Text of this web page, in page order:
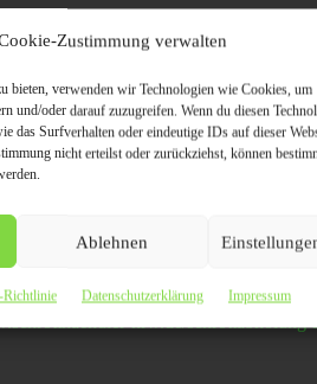
Zustimmung verwalten
bieten, verwenden wir Technologien wie Cookies, um
und/oder darauf zuzugreifen. Wenn du diesen
das Surfverhalten oder eindeutige IDs auf dieser
nicht erteilst oder zurückziehst, können
Ablehnen
Richtlinie Datenschutzerklärung Impressum
hinaus gehören Altmetall,
noch viele verwertbare Teile und
problemlos und unverbindlich
nrw.de/